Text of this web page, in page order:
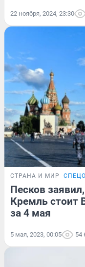
22 ноября, 2024, 23:30
СТРАНА И МИР
Песков
Кремль стоит
за 4 мая
5 мая, 2023, 00:05 54